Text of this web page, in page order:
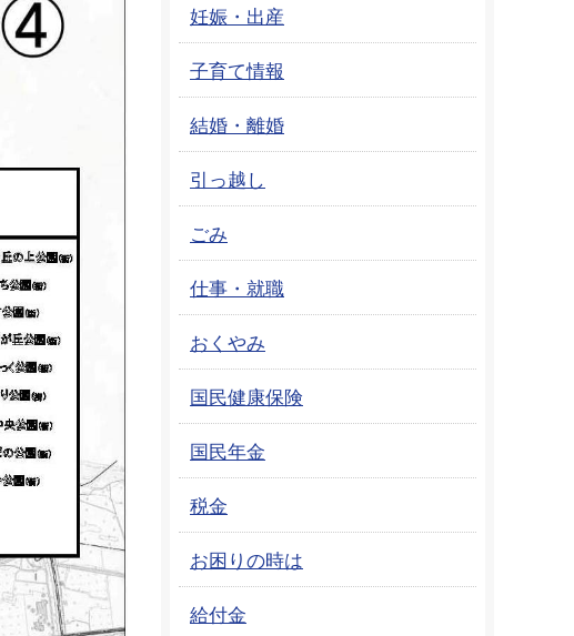
妊娠・出産
子育て情報
結婚・離婚
引っ越し
ごみ
仕事・就職
おくやみ
国民健康保険
国民年金
税金
お困りの時は
給付金